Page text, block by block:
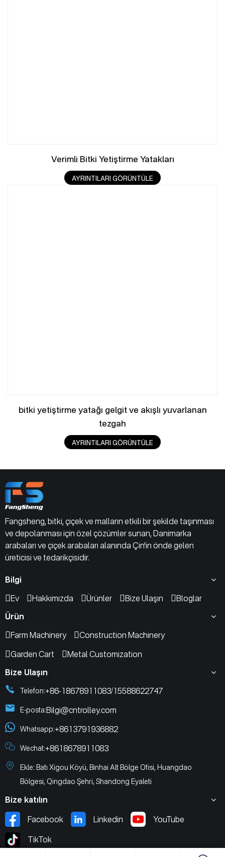
Verimli Bitki Yetiştirme Yatakları
AYRINTILARI GÖRÜNTÜLE
bitki yetiştirme yatağı gelgit ve akışlı yuvarlanan
tezgah
AYRINTILARI GÖRÜNTÜLE
Fangsheng, bitki, çiçek ve malların etkili bir şekilde taşınması
ve depolanması için özel çözümler sunan, Danimarka
arabaları ve çiçek arabaları alanında Çin'in önde gelen
üreticisi ve tedarikçisidir.
Bilgi
Ev
Hakkımızda Ürünler Bize Ulaşın
Bloglar
Ürün
Farm Machinery
Construction Machinery
Garden Cart
Metal Customization
Bize Ulaşın
Telefon:+86-18678911083/15588622747
E-posta:Bilgi@cntrolley.com
Whatsapp:+8613791936882
Wechat:+8618678911083
Ekle: Batı Xigou Köyü, Binhai Alt Bölge Ofisi, Huangdao
Bölgesi, Qingdao Şehri, Shandong Eyaleti
Bize katılın
Facebook
Linkedin YouTube
TikTok